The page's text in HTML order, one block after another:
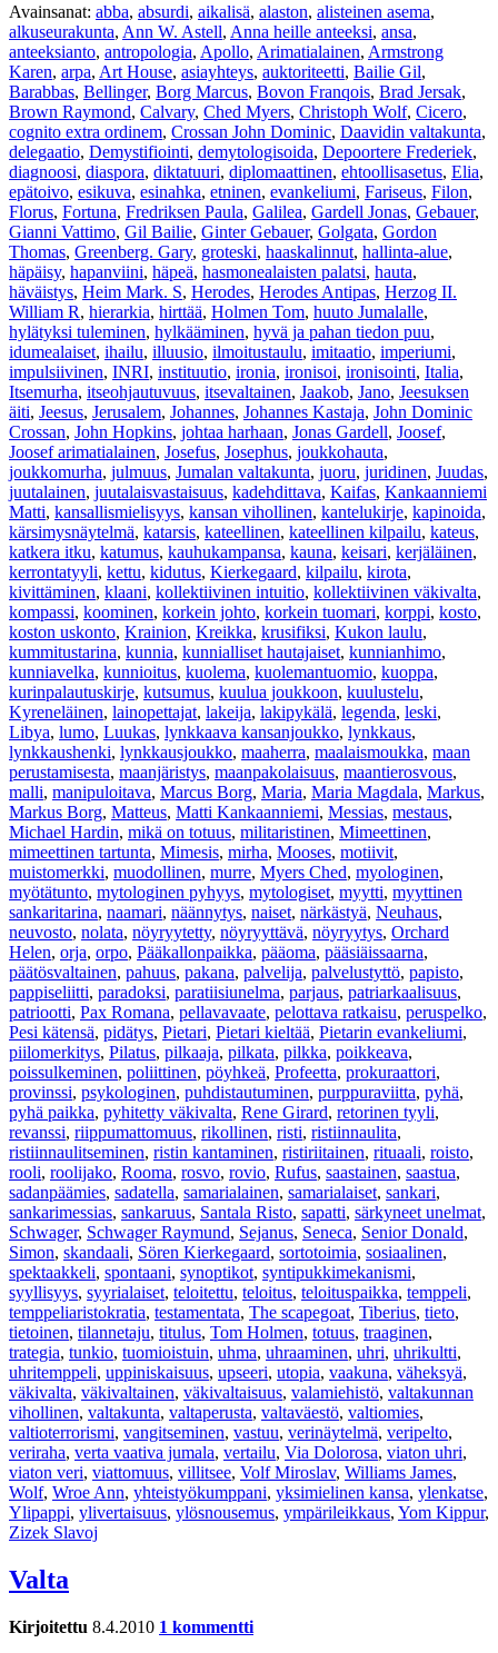
Avainsanat: abba, absurdi, aikalisä, alaston, alisteinen asema,
alkuseurakunta, Ann W. Astell, Anna heille anteeksi, ansa,
anteeksianto, antropologia, Apollo, Arimatialainen, Armstrong
Karen, arpa, Art House, asiayhteys, auktoriteetti, Bailie Gil,
Barabbas, Bellinger, Borg Marcus, Bovon Franqois, Brad Jersak,
Brown Raymond, Calvary, Ched Myers, Christoph Wolf, Cicero,
cognito extra ordinem, Crossan John Dominic, Daavidin valtakunta,
delegaatio, Demystifiointi, demytologisoida, Depoortere Frederiek,
diagnoosi, diaspora, diktatuuri, diplomaattinen, ehtoollisasetus, Elia,
epätoivo, esikuva, esinahka, etninen, evankeliumi, Fariseus, Filon,
Florus, Fortuna, Fredriksen Paula, Galilea, Gardell Jonas, Gebauer,
Gianni Vattimo, Gil Bailie, Ginter Gebauer, Golgata, Gordon
Thomas, Greenberg. Gary, groteski, haaskalinnut, hallinta-alue,
häpäisy, hapanviini, häpeä, hasmonealaisten palatsi, hauta,
häväistys, Heim Mark. S, Herodes, Herodes Antipas, Herzog II.
William R, hierarkia, hirttää, Holmen Tom, huuto Jumalalle,
hylätyksi tuleminen, hylkääminen, hyvä ja pahan tiedon puu,
idumealaiset, ihailu, illuusio, ilmoitustaulu, imitaatio, imperiumi,
impulsiivinen, INRI, instituutio, ironia, ironisoi, ironisointi, Italia,
Itsemurha, itseohjautuvuus, itsevaltainen, Jaakob, Jano, Jeesuksen
äiti, Jeesus, Jerusalem, Johannes, Johannes Kastaja, John Dominic
Crossan, John Hopkins, johtaa harhaan, Jonas Gardell, Joosef,
Joosef arimatialainen, Josefus, Josephus, joukkohauta,
joukkomurha, julmuus, Jumalan valtakunta, juoru, juridinen, Juudas,
juutalainen, juutalaisvastaisuus, kadehdittava, Kaifas, Kankaanniemi
Matti, kansallismielisyys, kansan vihollinen, kantelukirje, kapinoida,
kärsimysnäytelmä, katarsis, kateellinen, kateellinen kilpailu, kateus,
katkera itku, katumus, kauhukampansa, kauna, keisari, kerjäläinen,
kerrontatyyli, kettu, kidutus, Kierkegaard, kilpailu, kirota,
kivittäminen, klaani, kollektiivinen intuitio, kollektiivinen väkivalta,
kompassi, koominen, korkein johto, korkein tuomari, korppi, kosto,
koston uskonto, Krainion, Kreikka, krusifiksi, Kukon laulu,
kummitustarina, kunnia, kunnialliset hautajaiset, kunnianhimo,
kunniavelka, kunnioitus, kuolema, kuolemantuomio, kuoppa,
kurinpalautuskirje, kutsumus, kuulua joukkoon, kuulustelu,
Kyreneläinen, lainopettajat, lakeija, lakipykälä, legenda, leski,
Libya, lumo, Luukas, lynkkaava kansanjoukko, lynkkaus,
lynkkaushenki, lynkkausjoukko, maaherra, maalaismoukka, maan
perustamisesta, maanjäristys, maanpakolaisuus, maantierosvous,
malli, manipuloitava, Marcus Borg, Maria, Maria Magdala, Markus,
Markus Borg, Matteus, Matti Kankaanniemi, Messias, mestaus,
Michael Hardin, mikä on totuus, militaristinen, Mimeettinen,
mimeettinen tartunta, Mimesis, mirha, Mooses, motiivit,
muistomerkki, muodollinen, murre, Myers Ched, myologinen,
myötätunto, mytologinen pyhyys, mytologiset, myytti, myyttinen
sankaritarina, naamari, näännytys, naiset, närkästyä, Neuhaus,
neuvosto, nolata, nöyryytetty, nöyryyttävä, nöyryytys, Orchard
Helen, orja, orpo, Pääkallonpaikka, pääoma, pääsiäissaarna,
päätösvaltainen, pahuus, pakana, palvelija, palvelustyttö, papisto,
pappiseliitti, paradoksi, paratiisiunelma, parjaus, patriarkaalisuus,
patriootti, Pax Romana, pellavavaate, pelottava ratkaisu, peruspelko,
Pesi kätensä, pidätys, Pietari, Pietari kieltää, Pietarin evankeliumi,
piilomerkitys, Pilatus, pilkaaja, pilkata, pilkka, poikkeava,
poissulkeminen, poliittinen, pöyhkeä, Profeetta, prokuraattori,
provinssi, psykologinen, puhdistautuminen, purppuraviitta, pyhä,
pyhä paikka, pyhitetty väkivalta, Rene Girard, retorinen tyyli,
revanssi, riippumattomuus, rikollinen, risti, ristiinnaulita,
ristiinnaulitseminen, ristin kantaminen, ristiriitainen, rituaali, roisto,
rooli, roolijako, Rooma, rosvo, rovio, Rufus, saastainen, saastua,
sadanpäämies, sadatella, samarialainen, samarialaiset, sankari,
sankarimessias, sankaruus, Santala Risto, sapatti, särkyneet unelmat,
Schwager, Schwager Raymund, Sejanus, Seneca, Senior Donald,
Simon, skandaali, Sören Kierkegaard, sortotoimia, sosiaalinen,
spektaakkeli, spontaani, synoptikot, syntipukkimekanismi,
syyllisyys, syyrialaiset, teloitettu, teloitus, teloituspaikka, temppeli,
temppeliaristokratia, testamentata, The scapegoat, Tiberius, tieto,
tietoinen, tilannetaju, titulus, Tom Holmen, totuus, traaginen,
trategia, tunkio, tuomioistuin, uhma, uhraaminen, uhri, uhrikultti,
uhritemppeli, uppiniskaisuus, upseeri, utopia, vaakuna, väheksyä,
väkivalta, väkivaltainen, väkivaltaisuus, valamiehistö, valtakunnan
vihollinen, valtakunta, valtaperusta, valtaväestö, valtiomies,
valtioterrorismi, vangitseminen, vastuu, verinäytelmä, veripelto,
veriraha, verta vaativa jumala, vertailu, Via Dolorosa, viaton uhri,
viaton veri, viattomuus, villitsee, Volf Miroslav, Williams James,
Wolf, Wroe Ann, yhteistyökumppani, yksimielinen kansa, ylenkatse,
Ylipappi, ylivertaisuus, ylösnousemus, ympärileikkaus, Yom Kippur,
Zizek Slavoj
Valta
Kirjoitettu 8.4.2010 1 kommentti